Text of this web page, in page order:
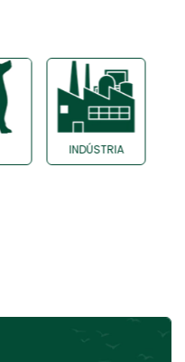
INDÚSTRIA